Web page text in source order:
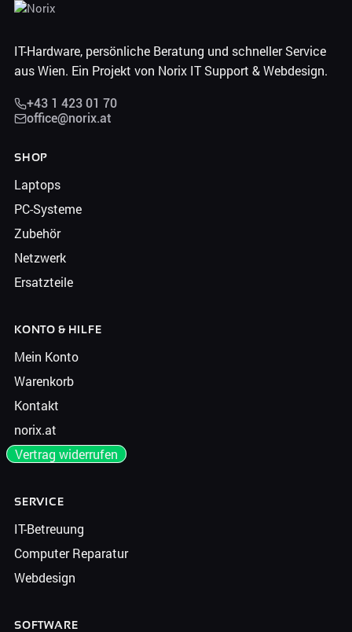
IT-Hardware, persönliche Beratung und schneller Service
aus Wien. Ein Projekt von Norix IT Support & Webdesign.
+43 1 423 01 70
office@norix.at
SHOP
Laptops
PC-Systeme
Zubehör
Netzwerk
Ersatzteile
KONTO & HILFE
Mein Konto
Warenkorb
Kontakt
norix.at
Vertrag widerrufen
SERVICE
IT-Betreuung
Computer Reparatur
Webdesign
SOFTWARE